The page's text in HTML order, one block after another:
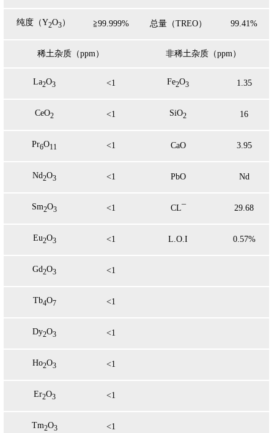
纯度（Y2O3） ≧99.999% 总量（TREO） 99.41%
稀土杂质（ppm） 非稀土杂质（ppm）
La2O3 <1 Fe2O3 1.35
CeO2 <1 SiO2 16
Pr6O11 <1 CaO 3.95
Nd2O3 <1 PbO Nd
Sm2O3 <1 CL¯ 29.68
Eu2O3 <1 L.O.I 0.57%
Gd2O3 <1
Tb4O7 <1
Dy2O3 <1
Ho2O3 <1
Er2O3 <1
Tm2O3 <1